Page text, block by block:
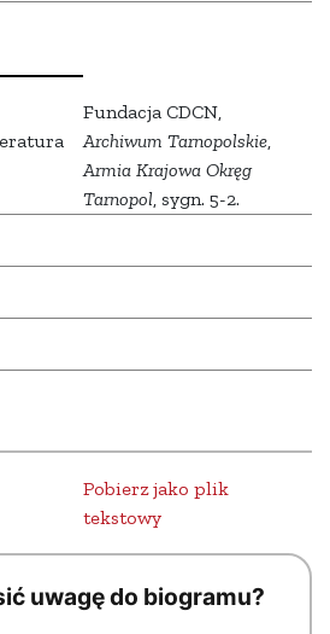
Fundacja CDCN,
Archiwum Tarnopolskie,
Armia Krajowa Okręg
Tarnopol, sygn. 5-2.
Pobierz jako plik
tekstowy
uwagę do biogramu?